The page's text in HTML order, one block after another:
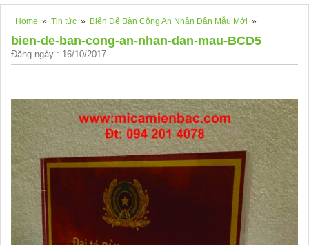
Home » Tin tức » Biển Để Bàn Công An Nhân Dân Mẫu Mới »
bien-de-ban-cong-an-nhan-dan-mau-BCD5
Đăng ngày : 16/10/2017